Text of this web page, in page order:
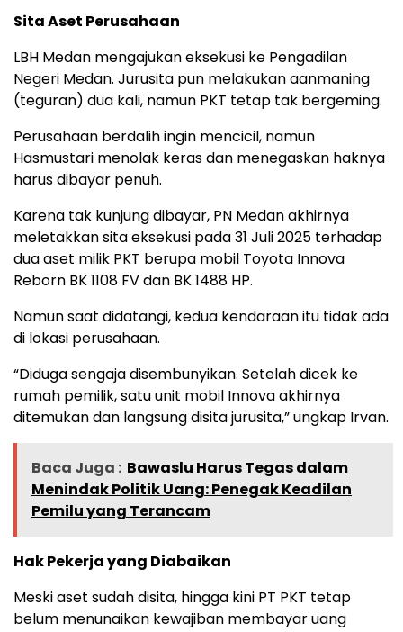
Sita Aset Perusahaan
LBH Medan mengajukan eksekusi ke Pengadilan
Negeri Medan. Jurusita pun melakukan aanmaning
(teguran) dua kali, namun PKT tetap tak bergeming.
Perusahaan berdalih ingin mencicil, namun
Hasmustari menolak keras dan menegaskan haknya
harus dibayar penuh.
Karena tak kunjung dibayar, PN Medan akhirnya
meletakkan sita eksekusi pada 31 Juli 2025 terhadap
dua aset milik PKT berupa mobil Toyota Innova
Reborn BK 1108 FV dan BK 1488 HP.
Namun saat didatangi, kedua kendaraan itu tidak ada
di lokasi perusahaan.
“Diduga sengaja disembunyikan. Setelah dicek ke
rumah pemilik, satu unit mobil Innova akhirnya
ditemukan dan langsung disita jurusita,” ungkap Irvan.
Baca Juga : Bawaslu Harus Tegas dalam
Menindak Politik Uang: Penegak Keadilan
Pemilu yang Terancam
Hak Pekerja yang Diabaikan
Meski aset sudah disita, hingga kini PT PKT tetap
belum menunaikan kewajiban membayar uang